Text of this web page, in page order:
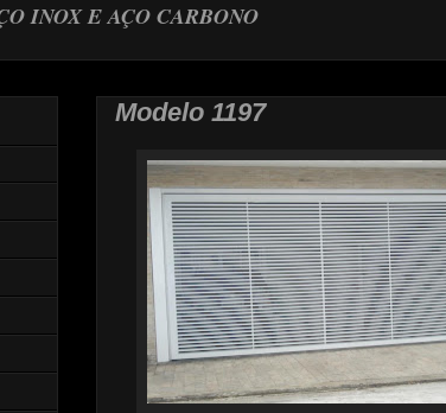
INOX E AÇO CARBONO
Modelo 1197